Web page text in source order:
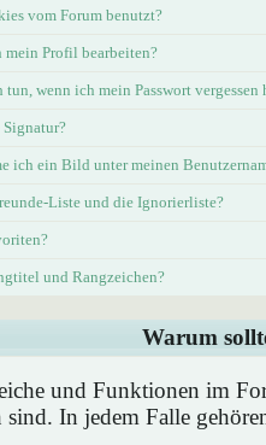
vom Forum benutzt?
mein Profil bearbeiten?
tun, wenn ich mein Passwort vergessen
ich ein Bild unter meinen
Liste und die Ignorierliste?
und Rangzeichen?
Warum
und Funktionen im
sind. In jedem Falle